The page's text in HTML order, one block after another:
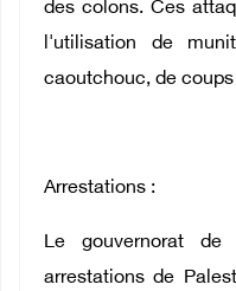
des colons. Ces
l'utilisation de
caoutchouc, de
Arrestations :
Le gouvernorat de
arrestations de